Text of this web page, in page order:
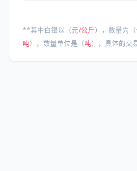
**其中白银以（元/公斤），数量为（
吨），数量单位是（吨），具体的交